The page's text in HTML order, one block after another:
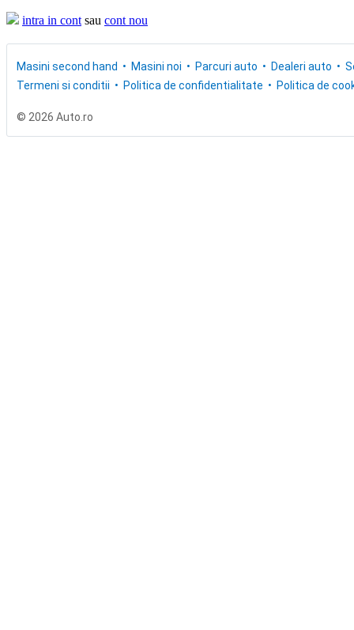
intra in cont sau cont nou
Masini second hand Masini noi Parcuri auto Dealeri auto
Termeni si conditii
Politica de confidentialitate Politica de
© 2026 Auto.ro